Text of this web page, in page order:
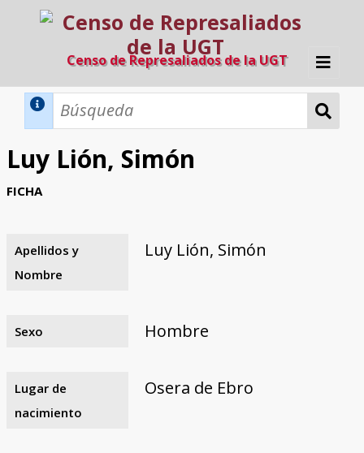
Censo de Represaliados de la UGT
Inicio
Búsqueda Dinámica
Búsqueda Avanzada
Filtros A-Z
Razones y objetivos
El equipo
Colaboradores
Fuentes documentales
Luy Lión, Simón
FICHA
Apellidos y
Nombre
Luy Lión, Simón
Sexo Hombre
Lugar de
nacimiento
Osera de Ebro